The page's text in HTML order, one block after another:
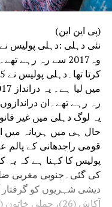
(پی این این)
وہ2017 سے رہ رہے
یہ لوگ دہلی میں غیر
حال ہی میں ہریانہ میں
قومی راجدھانی کے پالم
پولیس کا کہنا ہے کہ یہ
دیشی شہریوں کو گرفتار